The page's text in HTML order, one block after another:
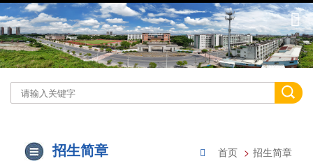
招生简章 首页 招生简章